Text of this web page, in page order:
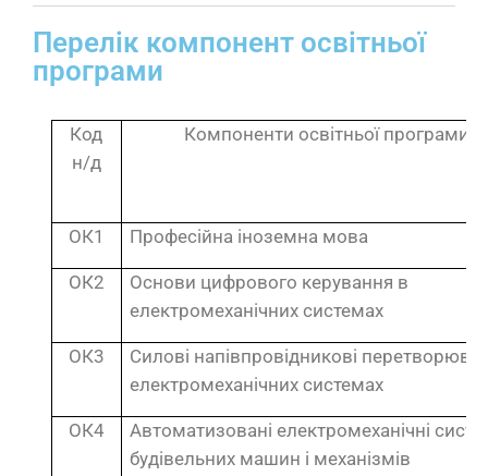
Перелік компонент освітньої
програми
Код
н/д
Компоненти освітньої програми
ОК1 Професійна іноземна мова
ОК2
Основи цифрового керування в
електромеханічних системах
ОК3
Силові напівпровідникові
електромеханічних системах
ОК4
Автоматизовані електромеханічні
будівельних машин і механізмів